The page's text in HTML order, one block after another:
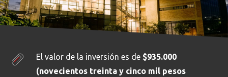
El valor de la inversión es de $935.000
(novecientos treinta y cinco mil pesos